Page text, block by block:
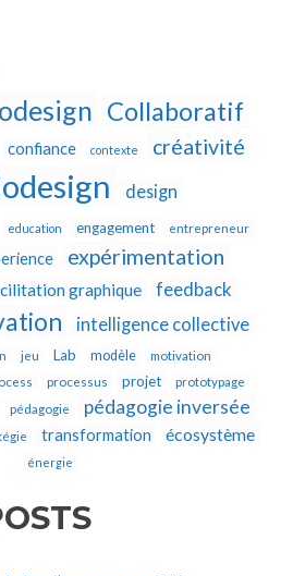
Collaboratif
confiance contexte créativité
design
education engagement entrepreneur
expérimentation
graphique feedback
intelligence collective
jeu Lab modèle motivation
processus projet prototypage
pédagogie pédagogie inversée
transformation écosystème
énergie